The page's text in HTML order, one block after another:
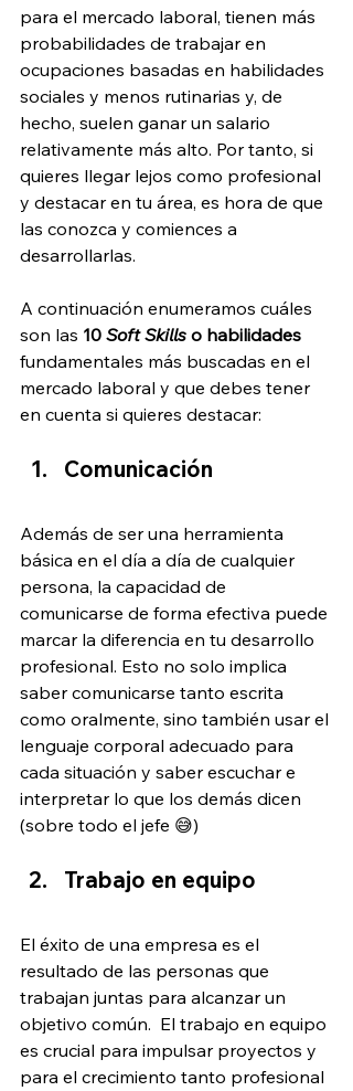
para el mercado laboral, tienen más
probabilidades de trabajar en
ocupaciones basadas en habilidades
sociales y menos rutinarias y, de
hecho, suelen ganar un salario
relativamente más alto. Por tanto, si
quieres llegar lejos como profesional
y destacar en tu área, es hora de que
las conozca y comiences a
desarrollarlas.
A continuación enumeramos cuáles
son las 10 Soft Skills o habilidades
fundamentales más buscadas en el
mercado laboral y que debes tener
en cuenta si quieres destacar:
Comunicación
Además de ser una herramienta
básica en el día a día de cualquier
persona, la capacidad de
comunicarse de forma efectiva puede
marcar la diferencia en tu desarrollo
profesional. Esto no solo implica
saber comunicarse tanto escrita
como oralmente, sino también usar el
lenguaje corporal adecuado para
cada situación y saber escuchar e
interpretar lo que los demás dicen
(sobre todo el jefe 😅)
Trabajo en equipo
El éxito de una empresa es el
resultado de las personas que
trabajan juntas para alcanzar un
objetivo común.  El trabajo en equipo
es crucial para impulsar proyectos y
para el crecimiento tanto profesional